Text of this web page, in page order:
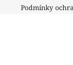
Podmínky